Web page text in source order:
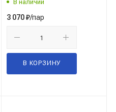
В наличии
3 070₽/пар
В КОРЗИНУ